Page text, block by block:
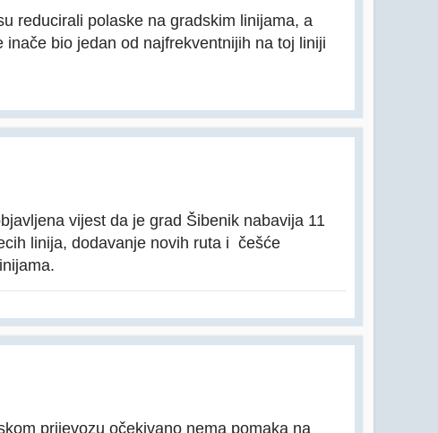
reducirali polaske na gradskim linijama, a
bio jedan od najfrekventnijih na toj liniji
vijest da je grad Šibenik nabavija 11
linija, dodavanje novih ruta i češće
prijevozu očekivano nema pomaka na